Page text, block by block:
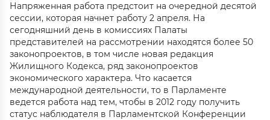
Напряженная работа предстоит на очередной десятой
сессии, которая начнет работу 2 апреля. На
сегодняшний день в комиссиях Палаты
представителей на рассмотрении находятся более 50
законопроектов, в том числе новая редакция
Жилищного Кодекса, ряд законопроектов
экономического характера. Что касается
международной деятельности, то в Парламенте
ведется работа над тем, чтобы в 2012 году получить
статус наблюдателя в Парламентской Конференции